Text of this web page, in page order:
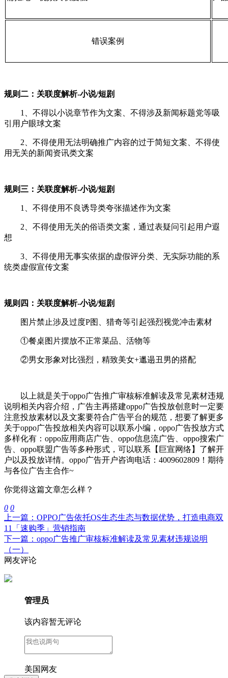
错误案例
规则二：关联度解析-小说/短剧
1、不得以小说章节作为文案、不得涉及新闻标题党等吸
引用户眼球文案
2、不得使用无法明确推广内容的过于简短文案、不得使
用无关的新闻资讯类文案
规则三：关联度解析-小说/短剧
1、不得使用不良诱导类夸张描述作为文案
2、不得使用无关的俗语类文案，通过表疑问引起用户遐
想
3、不得使用无事实依据的虚假评分类、无实际功能的系
统类虚假宣传文案
规则四：关联度解析-小说/短剧
图片禁止涉及过度P图、猎奇等引起强烈视觉冲击素材
①餐桌图片摆放不正常菜品、活物等
②男女形象对比强烈，精致美女+邋遢丑男的搭配
以上就是关于oppo广告推广审核标准解读及常见素材违规
说明相关内容介绍，广告主再搭建oppo广告投放创意时一定要
注意投放素材以及文案要符合广告平台的规范，想要了解更多
关于oppo广告投放相关内容可以联系小编，oppo广告投放方式
多样化有：oppo应用商店广告、oppo信息流广告、oppo搜索广
告、oppo联盟广告等多种形式，可以联系【巨宣网络】了解开
户以及投放详情。oppo广告开户咨询电话：4009602809！期待
与各位广告主合作~
你觉得这篇文章怎么样？
0 0
上一篇：OPPO广告依托OS生态生态与数据优势，打造电商双
11「速购季」营销指南
下一篇：oppo广告推广审核标准解读及常见素材违规说明
（一）
网友评论
管理员
该内容暂无评论
美国网友